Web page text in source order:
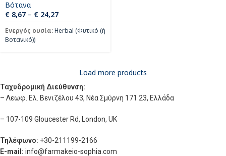
Βότανα
€ 8,67 – € 24,27
Ενεργός ουσία:Herbal (Φυτικό (ή
Βοτανικό))
Load more products
Ταχυδρομική Διεύθυνση:
– Λεωφ. Ελ. Βενιζέλου 43, Νέα Σμύρνη 171 23, Ελλάδα
– 107-109 Gloucester Rd, London, UK
Τηλέφωνο: +30-211199-2166
E-mail: info@farmakeio-sophia.com